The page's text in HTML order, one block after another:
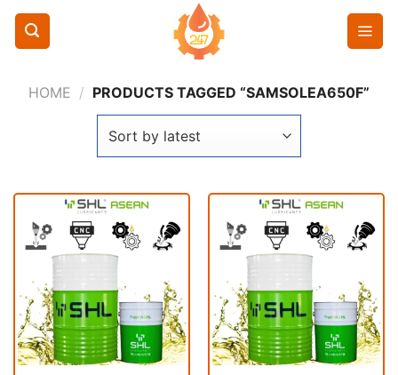
Chuyển
nội
HOME / PRODUCTS TAGGED “SAMSOLEA650F”